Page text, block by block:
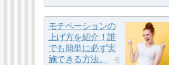
モチベーションの
上げ方を紹介！誰
でも簡単に必ず実
施できる方法。
モ